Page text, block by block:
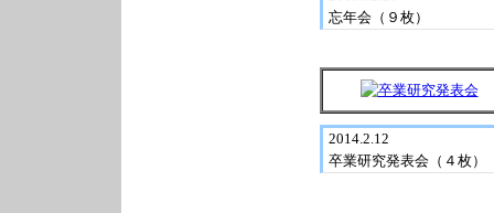
忘年会（９枚）
2014.2.12
卒業研究発表会（４枚）